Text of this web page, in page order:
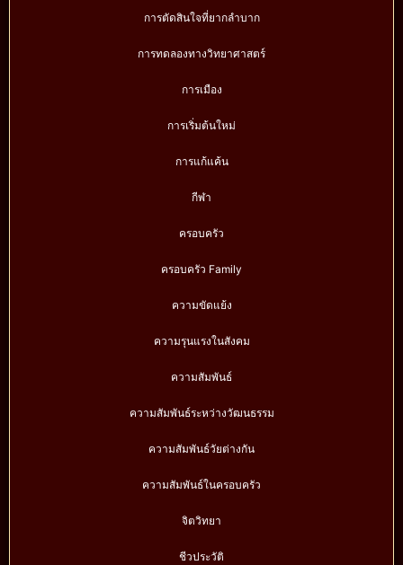
การตัดสินใจที่ยากลำบาก
การทดลองทางวิทยาศาสตร์
การเมือง
การเริ่มต้นใหม่
การแก้แค้น
กีฬา
ครอบครัว
ครอบครัว Family
ความขัดแย้ง
ความรุนแรงในสังคม
ความสัมพันธ์
ความสัมพันธ์ระหว่างวัฒนธรรม
ความสัมพันธ์วัยต่างกัน
ความสัมพันธ์ในครอบครัว
จิตวิทยา
ชีวประวัติ